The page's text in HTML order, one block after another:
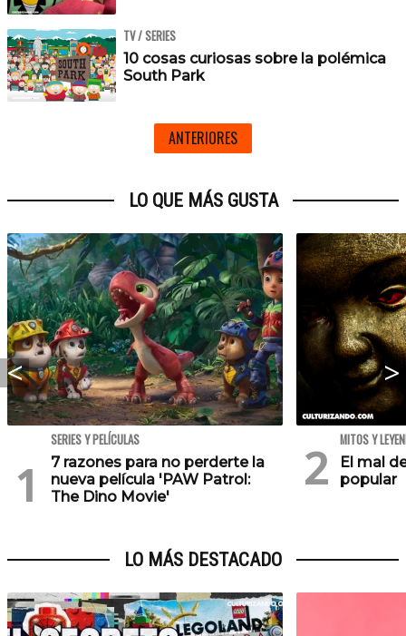
TV / SERIES
10 cosas curiosas sobre la polémica
South Park
ANTERIORES
LO QUE MÁS GUSTA
SERIES Y PELÍCULAS
7 razones para no perderte la
nueva película 'PAW Patrol:
The Dino Movie'
MITOS Y
El mal
popular
LO MÁS DESTACADO